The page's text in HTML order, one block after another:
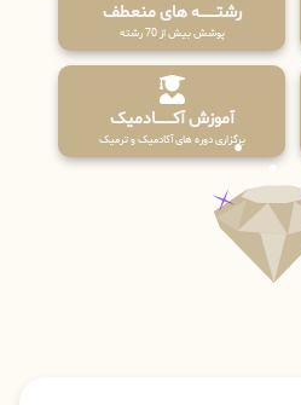
رشتـــــــه های منعطف
پوشش بیش از 70 رشته
آموزش آکـــــــادمیک
برگزاری دوره های آکادمیک و ترمیک